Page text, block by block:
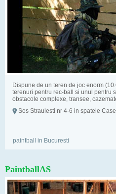
Dispune de un teren de joc enorm
terenuri pentru rec-ball si unul pentru
obstacole complexe, transee,
Sos Straulesti nr 4-6 in spatele
paintball in Bucuresti
PaintballAS